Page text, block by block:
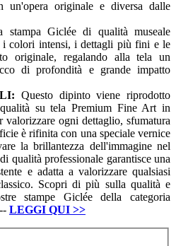
un'opera originale e diversa dalle
stampa Giclée di qualità museale
i colori intensi, i dettagli più fini e le
originale, regalando alla tela un
di profondità e grande impatto
Questo dipinto viene riprodotto
su tela Premium Fine Art in
valorizzare ogni dettaglio, sfumatura
è rifinita con una speciale vernice
la brillantezza dell'immagine nel
qualità professionale garantisce una
e adatta a valorizzare qualsiasi
Scopri di più sulla qualità e
stampe Giclée della categoria
-- LEGGI QUI >>